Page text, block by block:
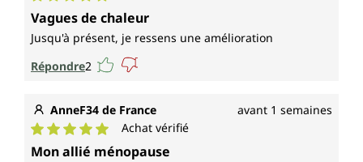
Note moyenne de 5 sur 5 étoiles
Vagues de chaleur
Jusqu'à présent, je ressens une amélioration
Répondre2
AnneF34 de France avant 1 semaines
Note moyenne de 5 sur 5 étoiles
Achat vérifié
Mon allié ménopause